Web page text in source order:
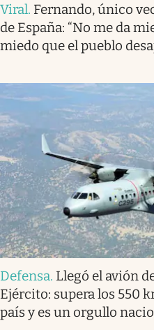
Viral. Fernando, único
de España: “No me da
miedo que el pueblo
Defensa. Llegó el avión
Ejército: supera los 550
país y es un orgullo